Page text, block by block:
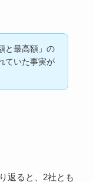
と最高額」の
ていた事実が
返ると、2社とも